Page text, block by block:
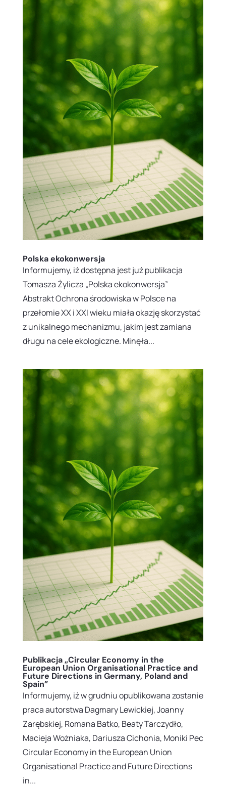
Polska ekokonwersja
Informujemy, iż dostępna jest już publikacja
Tomasza Żylicza „Polska ekokonwersja”
Abstrakt Ochrona środowiska w Polsce na
przełomie XX i XXI wieku miała okazję skorzystać
z unikalnego mechanizmu, jakim jest zamiana
długu na cele ekologiczne. Minęła...
Publikacja „Circular Economy in the
European Union Organisational Practice and
Future Directions in Germany, Poland and
Spain”
Informujemy, iż w grudniu opublikowana zostanie
praca autorstwa Dagmary Lewickiej, Joanny
Zarębskiej, Romana Batko, Beaty Tarczydło,
Macieja Wożniaka, Dariusza Cichonia, Moniki Pec
Circular Economy in the European Union
Organisational Practice and Future Directions
in...